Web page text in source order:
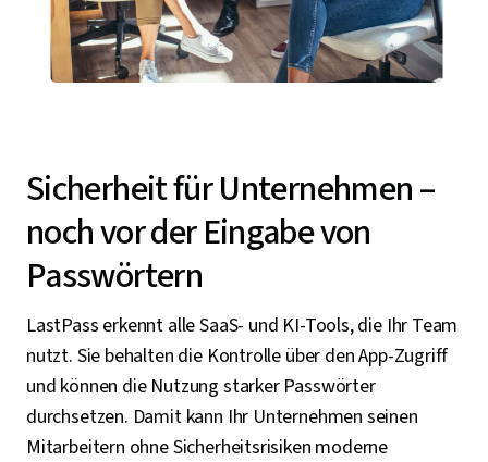
Sicherheit für Unternehmen –
noch vor der Eingabe von
Passwörtern
LastPass erkennt alle SaaS- und KI-Tools, die Ihr Team
nutzt. Sie behalten die Kontrolle über den App-Zugriff
und können die Nutzung starker Passwörter
durchsetzen. Damit kann Ihr Unternehmen seinen
Mitarbeitern ohne Sicherheitsrisiken moderne